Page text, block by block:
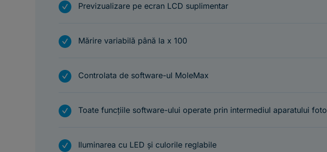
m Previzualizare pe ecran LCD suplimentar
m Mărire variabilă până la x 100
m Controlata de software-ul MoleMax
m Toate funcțiile software-ului operate prin intermediul aparatului foto
m Iluminarea cu LED și culorile reglabile